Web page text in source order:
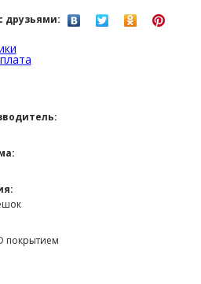
друзьями:
покрытием